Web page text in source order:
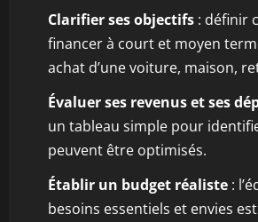
Clarifier ses objectifs : définir
financer à court et moyen
achat d’une voiture, maison,
Évaluer ses revenus et ses
un tableau simple pour
peuvent être optimisés.
Établir un budget réaliste :
besoins essentiels et envies